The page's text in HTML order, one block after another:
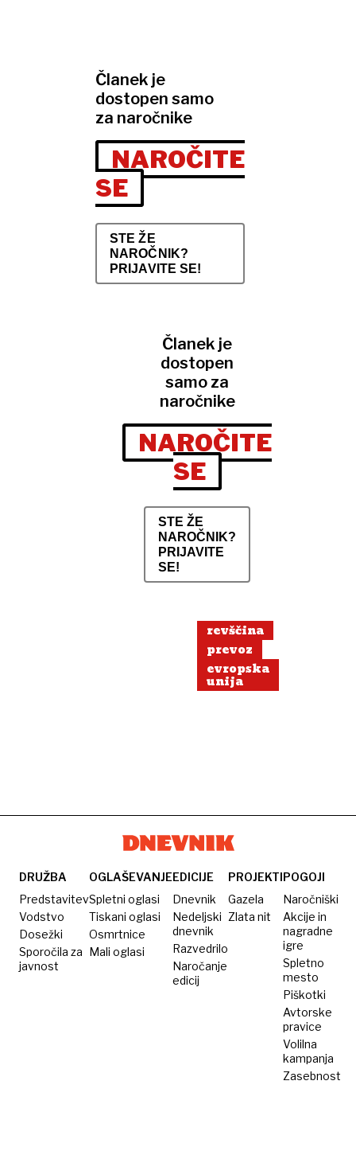
Članek je
dostopen samo
za naročnike
NAROČITE
SE
STE ŽE
NAROČNIK?
PRIJAVITE SE!
Članek je
dostopen
samo za
naročnike
NAROČITE
SE
STE ŽE
NAROČNIK?
PRIJAVITE
SE!
revščina
prevoz
evropska
unija
DRUŽBA
Predstavitev
Vodstvo
Dosežki
Sporočila za
javnost
OGLAŠEVANJE
Spletni oglasi
Tiskani oglasi
Osmrtnice
Mali oglasi
EDICIJE
Dnevnik
Nedeljski
dnevnik
Razvedrilo
Naročanje
edicij
PROJEKTI
Gazela
Zlata nit
POGOJI
Naročniški
Akcije in
nagradne
igre
Spletno
mesto
Piškotki
Avtorske
pravice
Volilna
kampanja
Zasebnost